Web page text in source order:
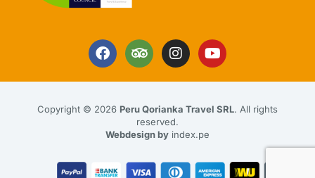
Copyright © 2026 Peru Qorianka Travel SRL. All rights
reserved.
Webdesign by index.pe